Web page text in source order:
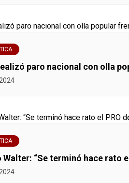
paro nacional con olla
Walter: “Se terminó hace rato